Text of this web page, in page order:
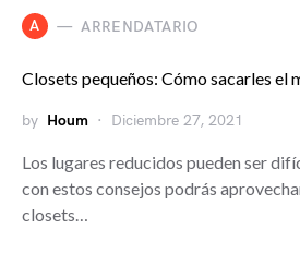
A ARRENDATARIO
Closets pequeños: Cómo sacarles el
by Houm Diciembre 27, 2021
Los lugares reducidos pueden ser
con estos consejos podrás
closets…